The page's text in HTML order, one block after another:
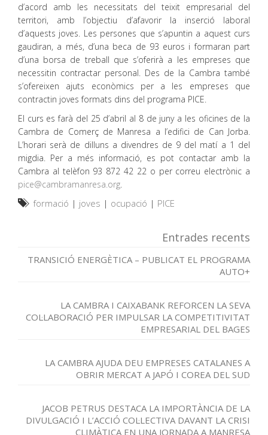
d’acord amb les necessitats del teixit empresarial del
territori, amb l’objectiu d’afavorir la inserció laboral
d’aquests joves. Les persones que s’apuntin a aquest curs
gaudiran, a més, d’una beca de 93 euros i formaran part
d’una borsa de treball que s’oferirà a les empreses que
necessitin contractar personal. Des de la Cambra també
s’ofereixen ajuts econòmics per a les empreses que
contractin joves formats dins del programa PICE.
El curs es farà del 25 d’abril al 8 de juny a les oficines de la
Cambra de Comerç de Manresa a l’edifici de Can Jorba.
L’horari serà de dilluns a divendres de 9 del matí a 1 del
migdia. Per a més informació, es pot contactar amb la
Cambra al telèfon 93 872 42 22 o per correu electrònic a
pice@cambramanresa.org.
formació | joves | ocupació | PICE
Entrades recents
TRANSICIÓ ENERGÈTICA – PUBLICAT EL PROGRAMA
AUTO+
LA CAMBRA I CAIXABANK REFORCEN LA SEVA
COL·LABORACIÓ PER IMPULSAR LA COMPETITIVITAT
EMPRESARIAL DEL BAGES
LA CAMBRA AJUDA DEU EMPRESES CATALANES A
OBRIR MERCAT A JAPÓ I COREA DEL SUD
JACOB PETRUS DESTACA LA IMPORTÀNCIA DE LA
DIVULGACIÓ I L’ACCIÓ COL·LECTIVA DAVANT LA CRISI
CLIMÀTICA EN UNA JORNADA A MANRESA